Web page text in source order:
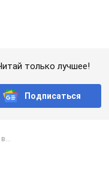
только лучшее!
Подписаться